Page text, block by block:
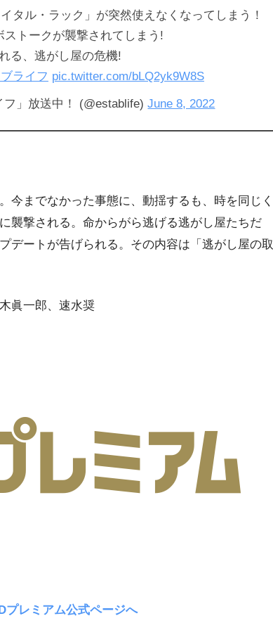
タル・ラック」が突然使えなくなってしまう！
ストークが襲撃されてしまう!
る、逃がし屋の危機!
ライフ pic.twitter.com/bLQ2yk9W8S
」放送中！ (@establife)June 8, 2022
今までなかった事態に、動揺するも、時を同じく
襲撃される。命からがら逃げる逃がし屋たちだ
デートが告げられる。その内容は「逃がし屋の取
眞一郎、速水奨
プレミアム公式ページへ